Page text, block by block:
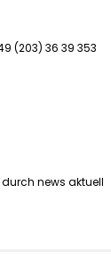
(203) 36 39 353
news aktuell